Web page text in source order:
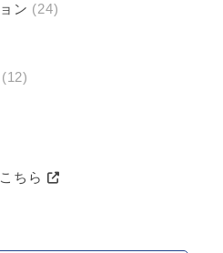
ン (24)
(12)
ちら